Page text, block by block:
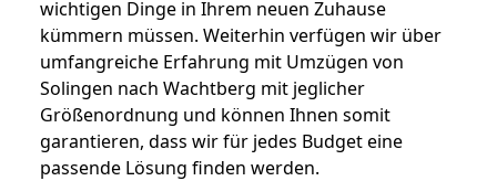
wichtigen Dinge in Ihrem neuen Zuhause
kümmern müssen. Weiterhin verfügen wir über
umfangreiche Erfahrung mit Umzügen von
Solingen nach Wachtberg mit jeglicher
Größenordnung und können Ihnen somit
garantieren, dass wir für jedes Budget eine
passende Lösung finden werden.